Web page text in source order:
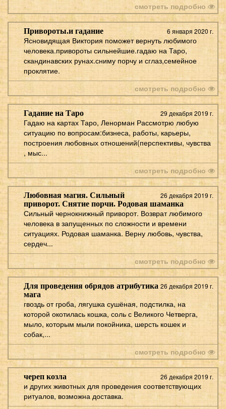
смотреть подробно
6 января 2020 г.
Привороты.и гадание
Ясновидящая Виктория поможет вернуть любимого
человека.привороты сильнейшие.гадаю на Таро,
скандинавских рунах.сниму порчу и сглаз,семейное
проклятие.
смотреть подробно
29 декабря 2019 г.
Гадание на Таро
Гадаю на картах Таро, Ленорман Рассмотрю любую
ситуацию по вопросам:бизнеса, работы, карьеры,
построения любовных отношений(перспективы, чувства
, мыс...
смотреть подробно
26 декабря 2019 г.
Любовная магия. Сильный
приворот. Снятие порчи. Родовая шаманка
Сильный чернокнижный приворот. Возврат любимого
человека в запущенных по сложности и времени
ситуациях. Родовая шаманка. Верну любовь, чувства,
сердеч...
смотреть подробно
26 декабря 2019 г.
Для проведения обрядов атрибутика
мага
гвоздь от гроба, лягушка сушёная, подстилка, на
которой окотилась кошка, соль с Великого Четверга,
мыло, которым мыли покойника, шерсть кошек и
собак,...
смотреть подробно
26 декабря 2019 г.
череп козла
и других животных для проведения соответствующих
ритуалов, возможна доставка.